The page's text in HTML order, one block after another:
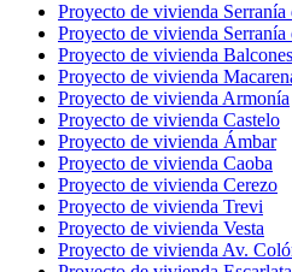
Proyecto de vivienda
Proyecto de vivienda
Proyecto de vivienda
Proyecto de vivienda
Proyecto de vivienda Armonía
Proyecto de vivienda Castelo
Proyecto de vivienda Ámbar
Proyecto de vivienda Caoba
Proyecto de vivienda Cerezo
Proyecto de vivienda Trevi
Proyecto de vivienda Vesta
Proyecto de vivienda Av.